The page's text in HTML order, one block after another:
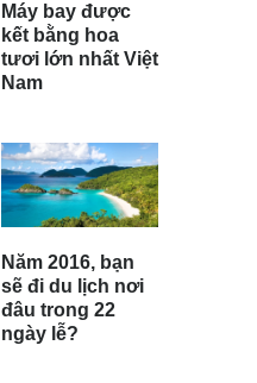
Máy bay được
kết bằng hoa
tươi lớn nhất Việt
Nam
Năm 2016, bạn
sẽ đi du lịch nơi
đâu trong 22
ngày lễ?